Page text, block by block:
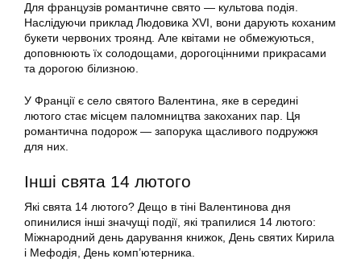
Для французів романтичне свято — культова подія.
Наслідуючи приклад Людовика XVI, вони дарують коханим
букети червоних троянд. Але квітами не обмежуються,
доповнюють їх солодощами, дорогоцінними прикрасами
та дорогою білизною.
У Франції є село святого Валентина, яке в середині
лютого стає місцем паломництва закоханих пар. Ця
романтична подорож — запорука щасливого подружжя
для них.
Інші свята 14 лютого
Які свята 14 лютого? Дещо в тіні Валентинова дня
опинилися інші значущі події, які трапилися 14 лютого:
Міжнародний день дарування книжок, День святих Кирила
і Мефодія, День комп’ютерника.